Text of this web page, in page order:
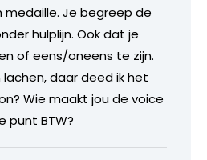
medaille. Je begreep de
hulplijn. Ook dat je
of eens/oneens te zijn.
lachen, daar deed ik het
Wie maakt jou de voice
punt BTW?